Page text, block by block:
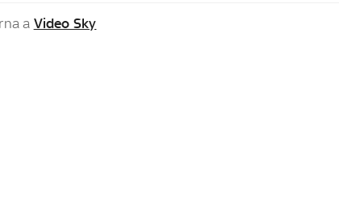
a Video Sky